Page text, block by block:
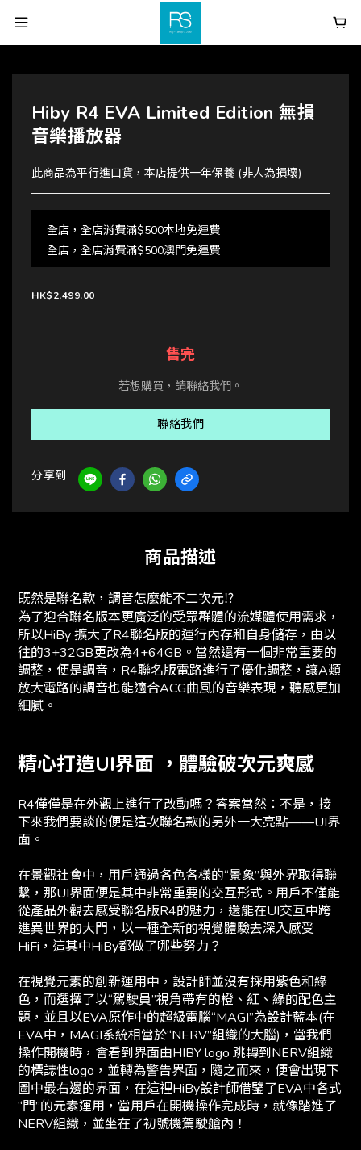
Hiby R4 EVA Limited Edition 無損
音樂播放器
此商品為平行進口貨，本店提供一年保養 (非人為損壞)
全店，全店消費滿$500本地免運費
全店，全店消費滿$500澳門免運費
HK$2,499.00
售完
若想購買，請聯絡我們。
聯絡我們
分享到
商品描述
既然是聯名款，調音怎麼能不二次元⁉️
為了迎合聯名版本更廣泛的受眾群體的流媒體使用需求，
所以HiBy 擴大了R4聯名版的運行內存和自身儲存，由以
往的3+32GB更改為4+64GB。當然還有一個非常重要的
調整，便是調音，R4聯名版電路進行了優化調整，讓A類
放大電路的調音也能適合ACG曲風的音樂表現，聽感更加
細膩。
精心打造UI界面 ，體驗破次元爽感
R4僅僅是在外觀上進行了改動嗎？答案當然：不是，接
下來我們要談的便是這次聯名款的另外一大亮點——UI界
面。
在景觀社會中，用戶通過各色各樣的“景象”與外界取得聯
繫，那UI界面便是其中非常重要的交互形式。用戶不僅能
從產品外觀去感受聯名版R4的魅力，還能在UI交互中跨
進異世界的大門，以一種全新的視覺體驗去深入感受
HiFi，這其中HiBy都做了哪些努力？
在視覺元素的創新運用中，設計師並沒有採用紫色和綠
色，而選擇了以“駕駛員”視角帶有的橙、紅、綠的配色主
題，並且以EVA原作中的超級電腦“MAGI”為設計藍本(在
EVA中，MAGI系統相當於“NERV”組織的大腦)，當我們
操作開機時，會看到界面由HIBY logo 跳轉到NERV組織
的標誌性logo，並轉為警告界面，隨之而來，便會出現下
圖中最右邊的界面，在這裡HiBy設計師借鑒了EVA中各式
“門”的元素運用，當用戶在開機操作完成時，就像踏進了
NERV組織，並坐在了初號機駕駛艙內！